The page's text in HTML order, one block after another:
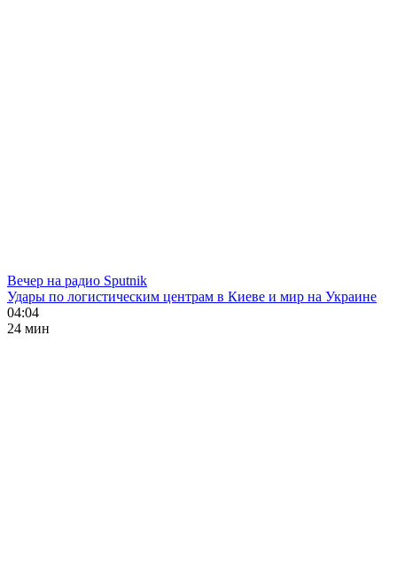
Вечер на радио Sputnik
Удары по логистическим центрам в Киеве и мир на Украине
04:04
24 мин